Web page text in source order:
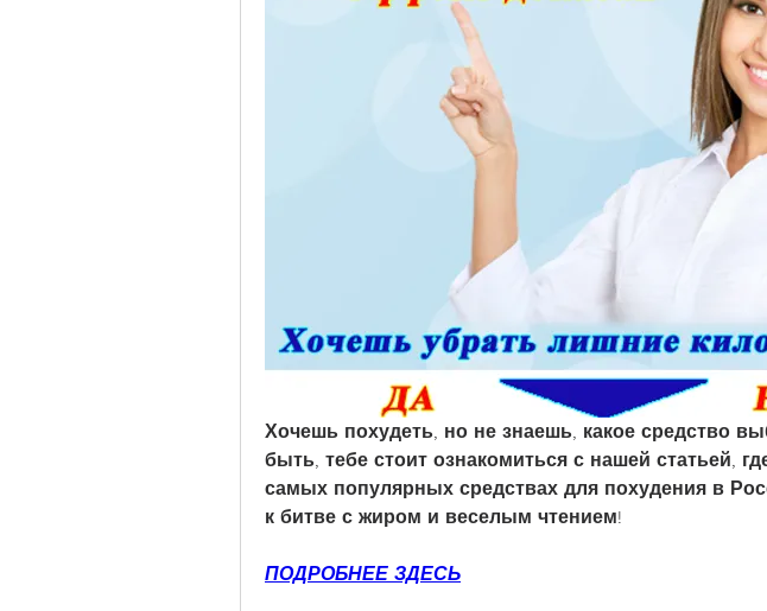
Хочешь похудеть, но не знаешь, какое средство
быть, тебе стоит ознакомиться с нашей статьей,
самых популярных средствах для похудения в
к битве с жиром и веселым чтением!
ПОДРОБНЕЕ ЗДЕСЬ